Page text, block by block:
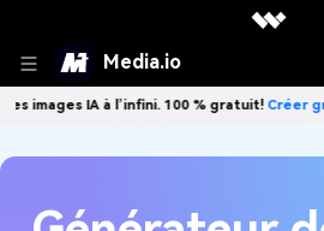
Media.io
IA à l’infini. 100 % gratuit!Créer